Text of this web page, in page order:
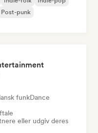
Post-punk
funkDance
eller udgiv deres